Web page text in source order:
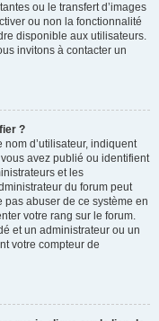
ou le transfert d’images
ou non la fonctionnalité
disponible aux utilisateurs.
invitons à contacter un
?
d’utilisateur, indiquent
avez publié ou identifient
et les
du forum peut
abuser de ce système en
votre rang sur le forum.
et un administrateur ou un
votre compteur de